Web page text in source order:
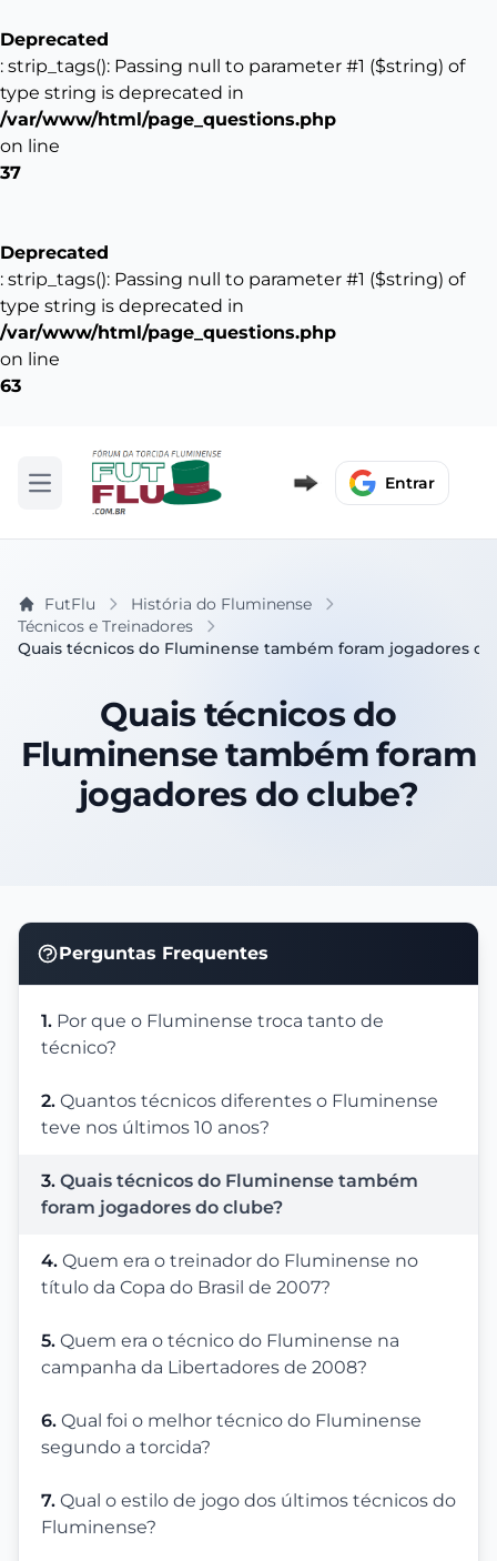
Deprecated
: strip_tags(): Passing null to parameter #1 ($string) of
type string is deprecated in
/var/www/html/page_questions.php
on line
37
Deprecated
: strip_tags(): Passing null to parameter #1 ($string) of
type string is deprecated in
/var/www/html/page_questions.php
on line
63
Abrir menu Entrar
FutFlu
História do Fluminense
Técnicos e Treinadores
Quais técnicos do Fluminense também foram jogadores
Quais técnicos do
Fluminense também foram
jogadores do clube?
Perguntas Frequentes
1. Por que o Fluminense troca tanto de
técnico?
2. Quantos técnicos diferentes o Fluminense
teve nos últimos 10 anos?
3. Quais técnicos do Fluminense também
foram jogadores do clube?
4. Quem era o treinador do Fluminense no
título da Copa do Brasil de 2007?
5. Quem era o técnico do Fluminense na
campanha da Libertadores de 2008?
6. Qual foi o melhor técnico do Fluminense
segundo a torcida?
7. Qual o estilo de jogo dos últimos técnicos do
Fluminense?